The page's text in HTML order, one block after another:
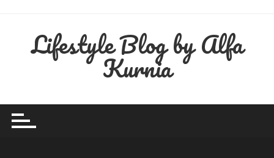
contentLifestyle Blog by Alfa
Kurnia